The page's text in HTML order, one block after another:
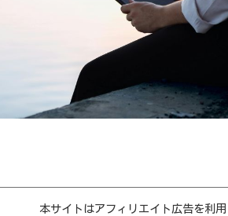
本サイトはアフィリエイト広告を利